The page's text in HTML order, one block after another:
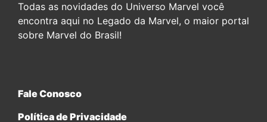
Todas as novidades do Universo Marvel você
encontra aqui no Legado da Marvel, o maior portal
sobre Marvel do Brasil!
Fale Conosco
Política de Privacidade